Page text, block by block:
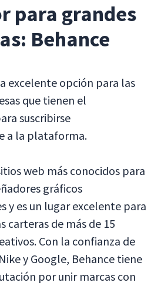
para grandes
Behance
excelente opción para las
que tienen el
suscribirse
a la plataforma.
web más conocidos para
gráficos
y es un lugar excelente para
carteras de más de 15
Con la confianza de
y Google, Behance tiene
por unir marcas con